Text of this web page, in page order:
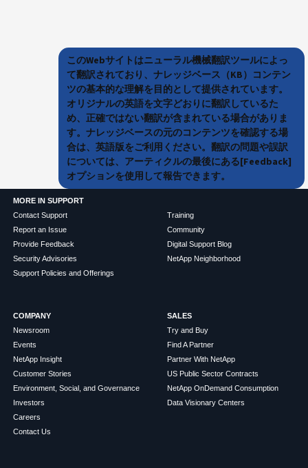
このWebサイトはニューラル機械翻訳ツールによっ
て翻訳されており、ナレッジベース（KB）コンテン
ツの基本的な理解を目的として提供されています。
オリジナルの英語を文字どおりに翻訳しているた
め、正確ではない翻訳が含まれている場合がありま
す。ナレッジベースの元のコンテンツを確認する場
合は、英語版をご利用ください。翻訳の問題や誤訳
については、アーティクルの最後にある[Feedback]
オプションを使用して報告できます。
MORE IN SUPPORT
Contact Support
Report an Issue
Provide Feedback
Security Advisories
Support Policies and Offerings
Training
Community
Digital Support Blog
NetApp Neighborhood
COMPANY
Newsroom
Events
NetApp Insight
Customer Stories
Environment, Social, and Governance
Investors
Careers
Contact Us
SALES
Try and Buy
Find A Partner
Partner With NetApp
US Public Sector Contracts
NetApp OnDemand Consumption
Data Visionary Centers